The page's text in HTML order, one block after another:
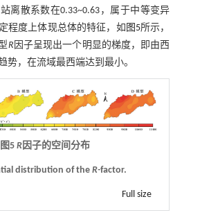
离散系数在0.33~0.63，属于中等变异
程度上体现总体的特征，如 图5所示，
R 因子呈现出一个明显的梯度，即由西
势，在流域最西端达到最小。
图5 R因子的空间分布
distribution of theR-factor.
Full size